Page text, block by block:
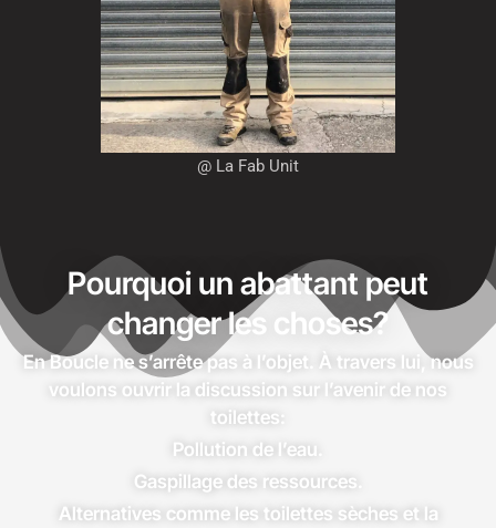
@ La Fab Unit
Pourquoi un abattant peut
changer les choses?
En Boucle ne s’arrête pas à l’objet. À travers lui, nous
voulons ouvrir la discussion sur l’avenir de nos
toilettes:
Pollution de l’eau.
Gaspillage des ressources.
Alternatives comme les toilettes sèches et la